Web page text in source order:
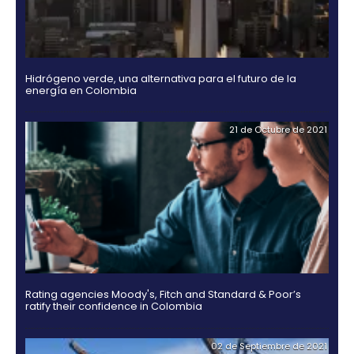
Guía Legal 2025 para Invertir en Colombia
03 de